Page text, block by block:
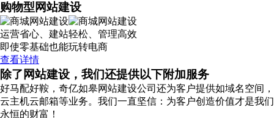
购物型网站建设
运营省心、建站轻松、管理高效
即使零基础也能玩转电商
查看详情
除了网站建设，我们还提供以下附加服务
好马配好鞍，奇亿如皋网站建设公司还为客户提供如域名空间，
云主机云邮箱等业务。我们一直坚信：为客户创造价值才是我们
永恒的财富！